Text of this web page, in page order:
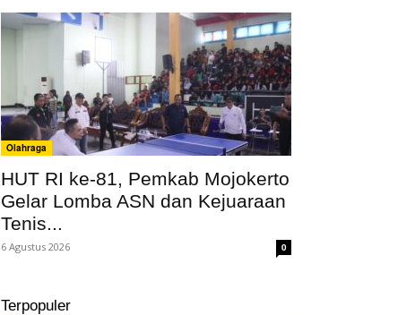
Olahraga
HUT RI ke-81, Pemkab Mojokerto
Gelar Lomba ASN dan Kejuaraan
Tenis...
6 Agustus 2026 0
Terpopuler